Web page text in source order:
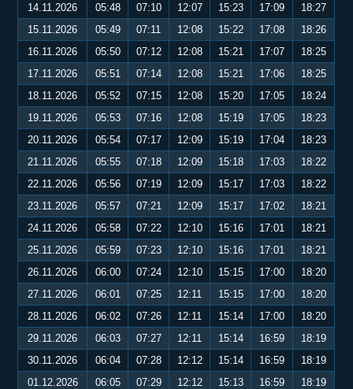
14.11.2026
05:48 07:10 12:07 15:23 17:09
18:27
15.11.2026
05:49 07:11 12:08 15:22 17:08
18:26
16.11.2026
05:50 07:12 12:08 15:21 17:07
18:25
17.11.2026
05:51 07:14 12:08 15:21 17:06
18:25
18.11.2026
05:52 07:15 12:08 15:20 17:05
18:24
19.11.2026
05:53 07:16 12:08 15:19 17:05
18:23
20.11.2026
05:54 07:17 12:09 15:19 17:04
18:23
21.11.2026
05:55 07:18 12:09 15:18 17:03
18:22
22.11.2026
05:56 07:19 12:09 15:17 17:03
18:22
23.11.2026
05:57 07:21 12:09 15:17 17:02
18:21
24.11.2026
05:58 07:22 12:10 15:16 17:01
18:21
25.11.2026
05:59 07:23 12:10 15:16 17:01
18:21
26.11.2026
06:00 07:24 12:10 15:15 17:00
18:20
27.11.2026
06:01 07:25 12:11 15:15 17:00
18:20
28.11.2026
06:02 07:26 12:11 15:14 17:00
18:20
29.11.2026
06:03 07:27 12:11 15:14 16:59
18:19
30.11.2026
06:04 07:28 12:12 15:14 16:59
18:19
01.12.2026
06:05 07:29 12:12 15:13 16:59
18:19